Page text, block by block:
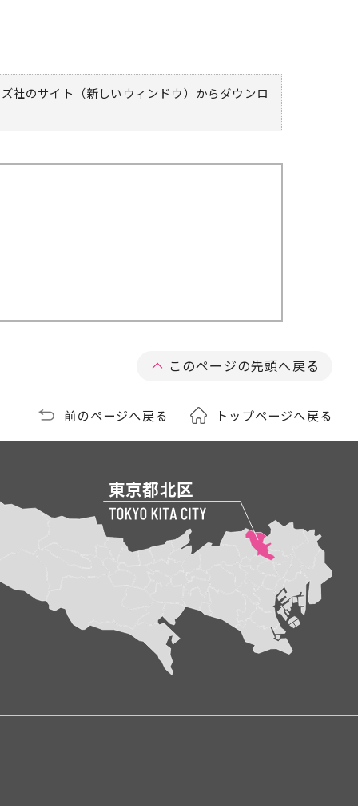
社のサイト（新しいウィンドウ） からダウンロ
このページの先頭へ戻る
前のページへ戻る トップページへ戻る